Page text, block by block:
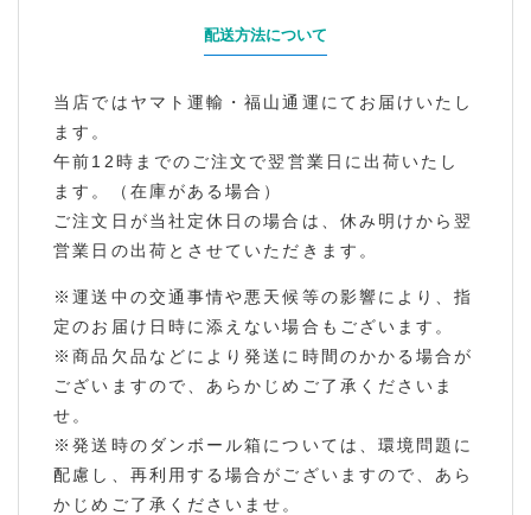
配送方法について
当店ではヤマト運輸・福山通運にてお届けいたし
ます。
午前12時までのご注文で翌営業日に出荷いたし
ます。（在庫がある場合）
ご注文日が当社定休日の場合は、休み明けから翌
営業日の出荷とさせていただきます。
※運送中の交通事情や悪天候等の影響により、指
定のお届け日時に添えない場合もございます。
※商品欠品などにより発送に時間のかかる場合が
ございますので、あらかじめご了承くださいま
せ。
※発送時のダンボール箱については、環境問題に
配慮し、再利用する場合がございますので、あら
かじめご了承くださいませ。